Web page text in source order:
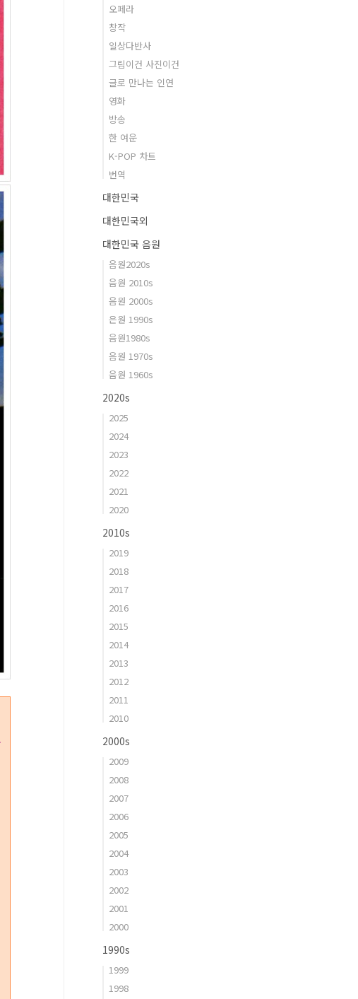
오페라
창작
일상다반사
그림이건 사진이건
글로 만나는 인연
영화
방송
한 여운
K-POP 차트
번역
대한민국
대한민국외
대한민국 음원
음원2020s
음원 2010s
음원 2000s
은원 1990s
음원1980s
음원 1970s
음원 1960s
2020s
2025
2024
2023
2022
2021
2020
2010s
2019
2018
2017
2016
2015
2014
2013
2012
2011
2010
2000s
2009
2008
2007
2006
2005
2004
2003
2002
2001
2000
1990s
1999
1998